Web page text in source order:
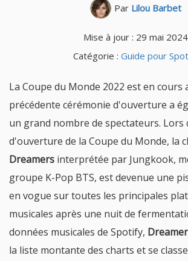
Par Lilou Barbet
Mise à jour : 29 mai 2024
Catégorie : Guide pour
La Coupe du Monde 2022 est en cours
précédente cérémonie d'ouverture a
un grand nombre de spectateurs. Lors
d'ouverture de la Coupe du Monde, la
Dreamers interprétée par Jungkook,
groupe K-Pop BTS, est devenue une
en vogue sur toutes les principales
musicales après une nuit de
données musicales de Spotify,
la liste montante des charts et se